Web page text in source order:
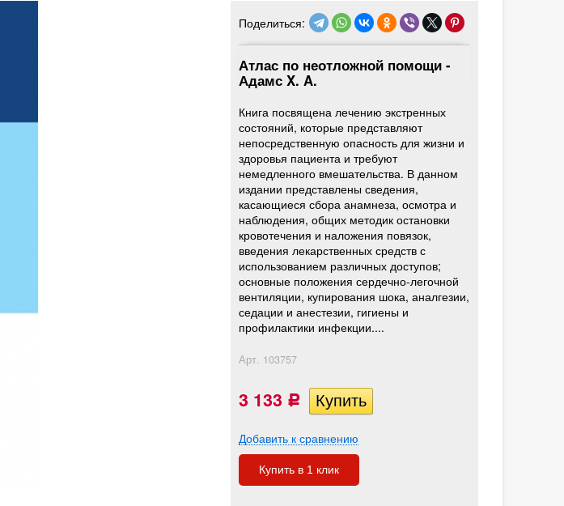
Поделиться:
Атлас по неотложной помощи -
Адамс X. A.
Книга посвящена лечению экстренных
состояний, которые представляют
непосредственную опасность для жизни и
здоровья пациента и требуют
немедленного вмешательства. В данном
издании представлены сведения,
касающиеся сбора анамнеза, осмотра и
наблюдения, общих методик остановки
кровотечения и наложения повязок,
введения лекарственных средств с
использованием различных доступов;
основные положения сердечно-легочной
вентиляции, купирования шока, аналгезии,
седации и анестезии, гигиены и
профилактики инфекции....
Арт. 103757
3 133 Р
Добавить к сравнению
Купить в 1 клик